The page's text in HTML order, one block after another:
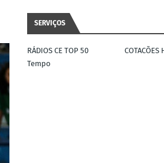
SERVIÇOS
RÁDIOS CE TOP 50
COTACÕES
Tempo